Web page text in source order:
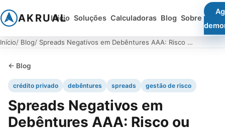
AKRUAL
Início Soluções Calculadoras Blog Sobre
Início Blog Spreads Negativos em Debêntures AAA: Risco ou Norma?
← Blog
crédito privado debêntures spreads gestão de risco
Spreads Negativos em
Debêntures AAA: Risco ou